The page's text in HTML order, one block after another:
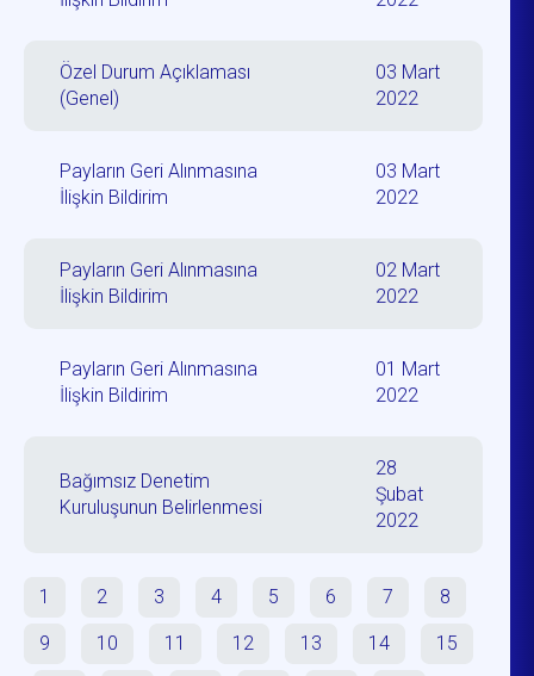
Özel Durum Açıklaması
(Genel)
03 Mart
2022
Payların Geri Alınmasına
İlişkin Bildirim
03 Mart
2022
Payların Geri Alınmasına
İlişkin Bildirim
02 Mart
2022
Payların Geri Alınmasına
İlişkin Bildirim
01 Mart
2022
Bağımsız Denetim
Kuruluşunun Belirlenmesi
28
Şubat
2022
1 2 3 4 5 6 7 8
9 10 11 12 13 14 15